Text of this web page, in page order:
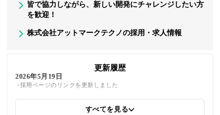
皆で協力しながら、新しい開発にチャレンジしたい方
を歓迎！
株式会社アットマークテクノの採用・求人情報
更新履歴
2026年5月19日
採用ページのリンクを更新しました
すべてを見る